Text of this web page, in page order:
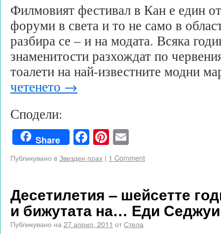
Филмовият фестивал в Кан е един
форуми в света и то не само в
разбира се – и на модата. Всяка
знаменитости разхождат по
тоалети на най-известните модни
четенето →
Сподели:
Share Facebook
Pinterest
Публикувано вЗвезден прах | 1 Comment
Десетилетия – шейсетте
и бижутата на… Еди
Публикувано на 27 април, 2011 отСтела